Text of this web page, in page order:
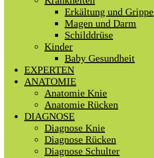
Erkältung und Grippe
Magen und Darm
Schilddrüse
Kinder
Baby Gesundheit
EXPERTEN
ANATOMIE
Anatomie Knie
Anatomie Rücken
DIAGNOSE
Diagnose Knie
Diagnose Rücken
Diagnose Schulter